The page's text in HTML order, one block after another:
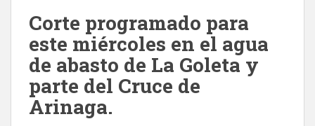
Corte programado para
este miércoles en el agua
de abasto de La Goleta y
parte del Cruce de
Arinaga.